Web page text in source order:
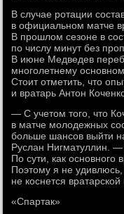
В случае ротации
в официальном матче
В прошлом сезоне в
по числу минут без
В июне Медведев
многолетнему
Стоит отметить, что
и вратарь Антон
— С учетом того, что
в матче молодежных
больше шансов выйти
Руслан Нигматуллин.
По сути, как основного
Поэтому я не
не коснется вратарской
«Спартак»